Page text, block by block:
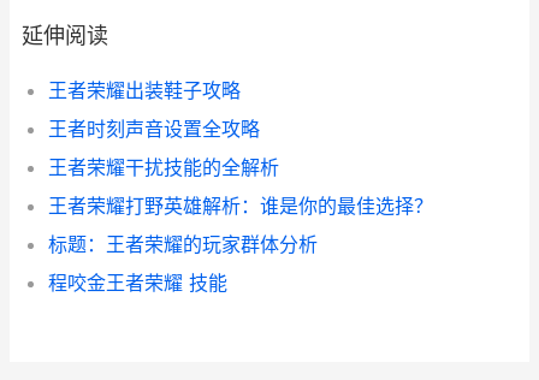
延伸阅读
王者荣耀出装鞋子攻略
王者时刻声音设置全攻略
王者荣耀干扰技能的全解析
王者荣耀打野英雄解析：谁是你的最佳选择？
标题：王者荣耀的玩家群体分析
程咬金王者荣耀 技能